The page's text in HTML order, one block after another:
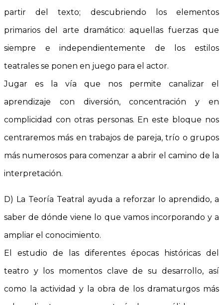
partir del texto; descubriendo los elementos
primarios del arte dramático: aquellas fuerzas que
siempre e independientemente de los estilos
teatrales se ponen en juego para el actor.
Jugar es la vía que nos permite canalizar el
aprendizaje con diversión, concentración y en
complicidad con otras personas. En este bloque nos
centraremos más en trabajos de pareja, trío o grupos
más numerosos para comenzar a abrir el camino de la
interpretación.
D) La Teoría Teatral ayuda a reforzar lo aprendido, a
saber de dónde viene lo que vamos incorporando y a
ampliar el conocimiento.
El estudio de las diferentes épocas históricas del
teatro y los momentos clave de su desarrollo, así
como la actividad y la obra de los dramaturgos más